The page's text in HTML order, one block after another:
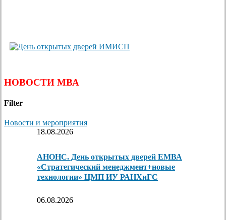
НОВОСТИ МВА
Filter
Новости и мероприятия
18.08.2026
АНОНС. День открытых дверей ЕМВА
«Стратегический менеджмент+новые
технологии» ЦМП ИУ РАНХиГС
06.08.2026